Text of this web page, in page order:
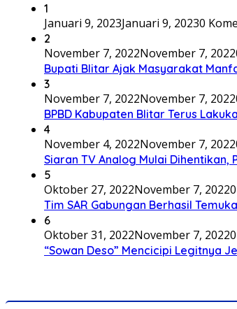
1
Januari 9, 2023Januari 9, 20230
2
November 7, 2022November 7, 2022
Bupati Blitar Ajak Masyarakat
3
November 7, 2022November 7, 2022
BPBD Kabupaten Blitar Terus
4
November 4, 2022November 7, 2022
Siaran TV Analog Mulai
5
Oktober 27, 2022November 7, 2022
Tim SAR Gabungan Berhasil
6
Oktober 31, 2022November 7, 2022
“Sowan Deso” Mencicipi Legitnya